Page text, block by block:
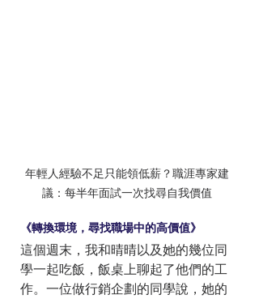
年輕人經驗不足只能領低薪？職涯專家建
議：每半年面試一次找尋自我價值
《轉換環境，尋找職場中的高價值》
這個週末，我和晴晴以及她的幾位同
學一起吃飯，飯桌上聊起了他們的工
作。一位做行銷企劃的同學說，她的